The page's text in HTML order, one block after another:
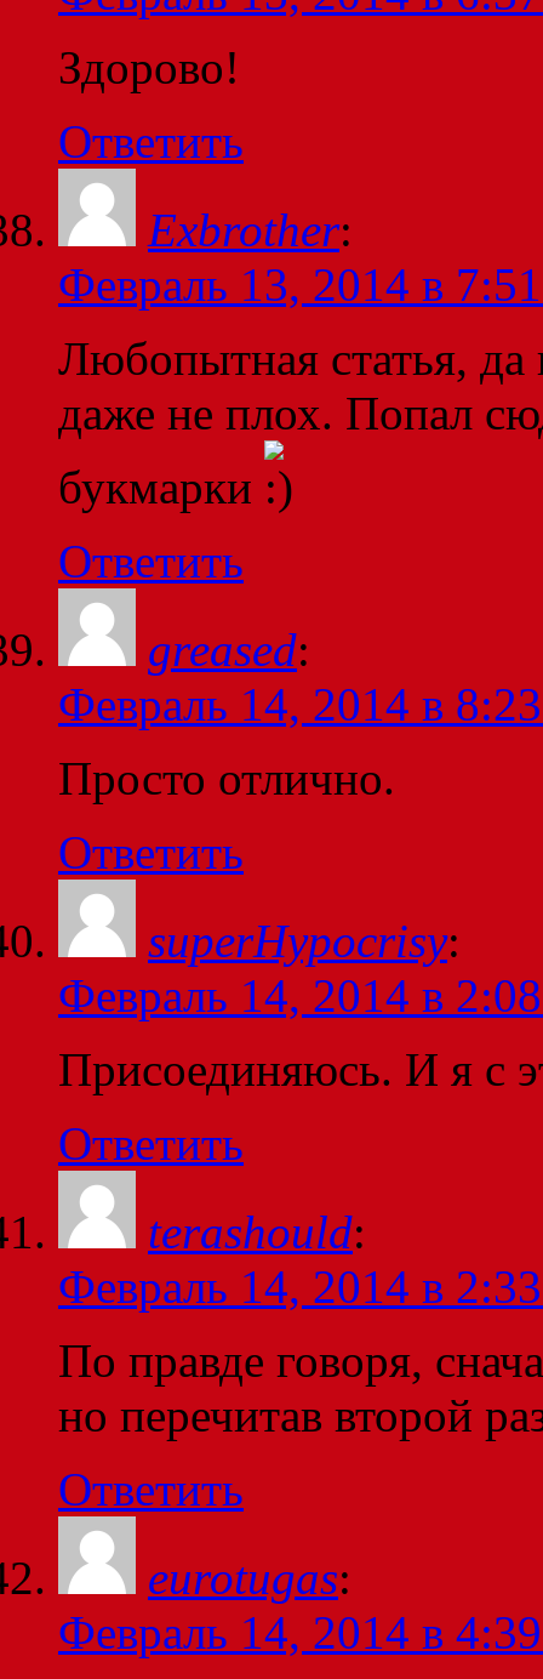
Здорово!
Ответить
Exbrother:
Февраль 13, 2014 в
Любопытная статья,
даже не плох. Попал
букмарки
Ответить
greased:
Февраль 14, 2014 в
Просто отлично.
Ответить
superHypocrisy:
Февраль 14, 2014 в
Присоединяюсь. И я с
Ответить
terashould:
Февраль 14, 2014 в
По правде говоря,
но перечитав второй
Ответить
eurotugas:
Февраль 14, 2014 в